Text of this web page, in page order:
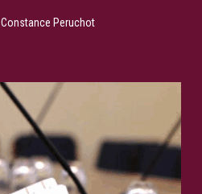
Constance Peruchot